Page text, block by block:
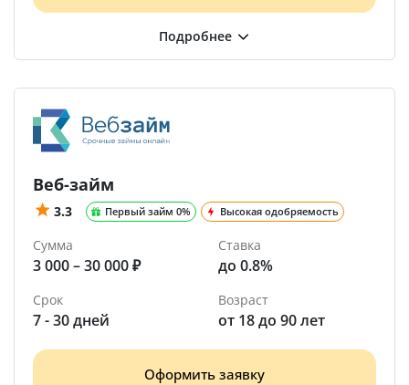
Веб-займ
3.3 Первый займ 0% Высокая одобряемость
Сумма
3 000 – 30 000 ₽
Ставка
до 0.8%
Срок
7 - 30 дней
Возраст
от 18 до 90 лет
Оформить заявку